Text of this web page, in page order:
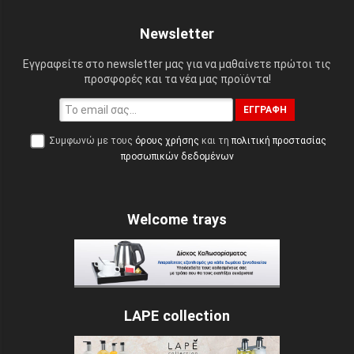
Newsletter
Εγγραφείτε στο newsletter μας για να μαθαίνετε πρώτοι τις
προσφορές και τα νέα μας προϊόντα!
ΕΓΓΡΑΦΉ
Συμφωνώ με τους όρους χρήσης και τη πολιτική προστασίας
προσωπικών δεδομένων
Welcome trays
LAPE collection